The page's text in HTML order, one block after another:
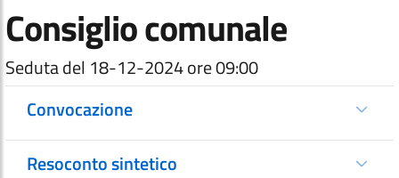
Consiglio comunale
Seduta del 18-12-2024 ore 09:00
Convocazione
Resoconto sintetico